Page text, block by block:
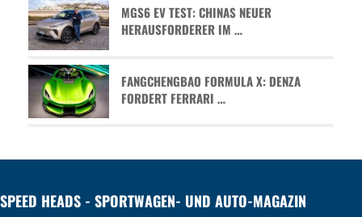
MGS6 EV TEST: CHINAS NEUER
HERAUSFORDERER IM …
FANGCHENGBAO FORMULA X: DENZA
FORDERT FERRARI …
SPEED HEADS - SPORTWAGEN- UND AUTO-MAGAZIN